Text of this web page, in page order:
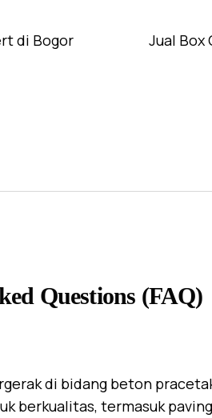
di Bogor Jual Box
Questions (FAQ)
di bidang beton
berkualitas, termasuk